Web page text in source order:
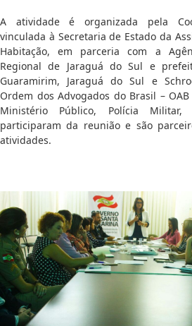
A atividade é organizada pela
vinculada à Secretaria de Estado da
Habitação, em parceria com a
Regional de Jaraguá do Sul e
Guaramirim, Jaraguá do Sul e
Ordem dos Advogados do Brasil –
Ministério Público, Polícia
participaram da reunião e são
atividades.